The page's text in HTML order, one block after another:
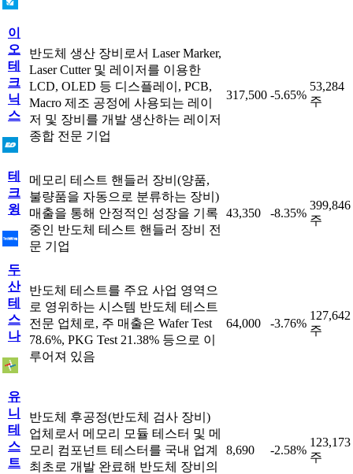
이
오
테
크
닉
스
반도체 생산 장비로서 Laser Marker,
Laser Cutter 및 레이저를 이용한
LCD, OLED 등 디스플레이, PCB,
Macro 제조 공정에 사용되는 레이
저 및 장비를 개발 생산하는 레이저
종합 전문 기업
317,500 -5.65%
53,284
주
테
크
윙
메모리 테스트 핸들러 장비(양품,
불량품을 자동으로 분류하는 장비)
매출을 통해 안정적인 성장을 기록
중인 반도체 테스트 핸들러 장비 전
문 기업
43,350 -8.35%
399,846
주
두
산
테
스
나
반도체 테스트를 주요 사업 영역으
로 영위하는 시스템 반도체 테스트
전문 업체로, 주 매출은 Wafer Test
78.6%, PKG Test 21.38% 등으로 이
루어져 있음
64,000 -3.76%
127,642
주
유
니
테
스
트
반도체 후공정(반도체 검사 장비)
업체로서 메모리 모듈 테스터 및 메
모리 컴포넌트 테스터를 국내 업계
최초로 개발 완료해 반도체 장비의
8,690 -2.58%
123,173
주